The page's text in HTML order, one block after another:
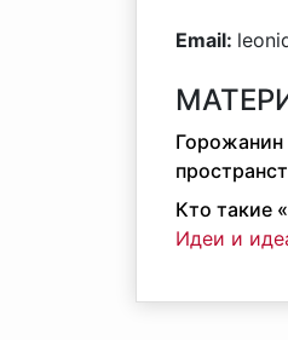
Email:
Горожанин
Кто такие
Идеи и